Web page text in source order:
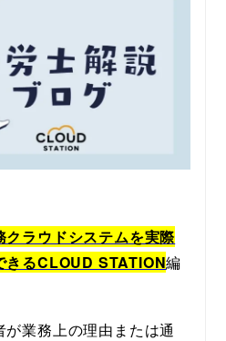
クラウドシステムを実際
きるCLOUD STATION編
業務上の理由または通